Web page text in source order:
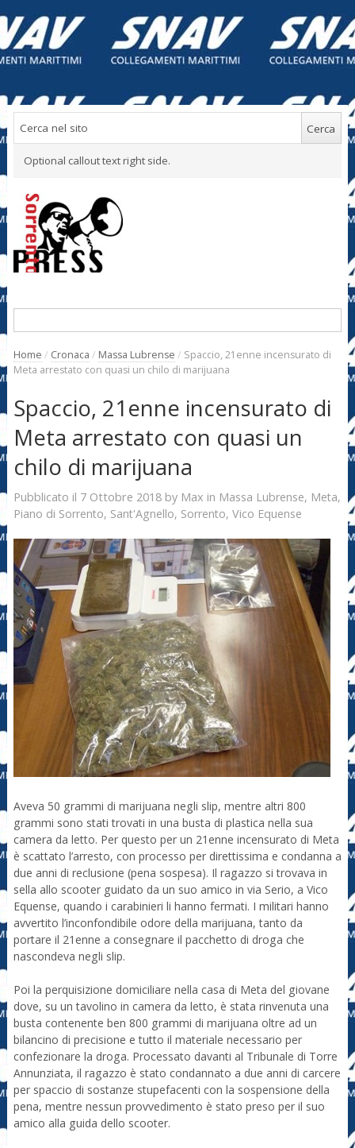
Optional callout text right side.
Home / Cronaca / Massa Lubrense / Spaccio, 21enne incensurato di
Meta arrestato con quasi un chilo di marijuana
Spaccio, 21enne incensurato di
Meta arrestato con quasi un
chilo di marijuana
Pubblicato il 7 Ottobre 2018by Max in Massa Lubrense, Meta,
Piano di Sorrento, Sant'Agnello, Sorrento, Vico Equense
Aveva 50 grammi di marijuana negli slip, mentre altri 800
grammi sono stati trovati in una busta di plastica nella sua
camera da letto. Per questo per un 21enne incensurato di Meta
è scattato l’arresto, con processo per direttissima e condanna a
due anni di reclusione (pena sospesa). Il ragazzo si trovava in
sella allo scooter guidato da un suo amico in via Serio, a Vico
Equense, quando i carabinieri li hanno fermati. I militari hanno
avvertito l’inconfondibile odore della marijuana, tanto da
portare il 21enne a consegnare il pacchetto di droga che
nascondeva negli slip.
Poi la perquisizione domiciliare nella casa di Meta del giovane
dove, su un tavolino in camera da letto, è stata rinvenuta una
busta contenente ben 800 grammi di marijuana oltre ad un
bilancino di precisione e tutto il materiale necessario per
confezionare la droga. Processato davanti al Tribunale di Torre
Annunziata, il ragazzo è stato condannato a due anni di carcere
per spaccio di sostanze stupefacenti con la sospensione della
pena, mentre nessun provvedimento è stato preso per il suo
amico alla guida dello scooter.